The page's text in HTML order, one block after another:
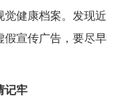
觉健康档案。发现近
假宣传广告，要尽早
记牢